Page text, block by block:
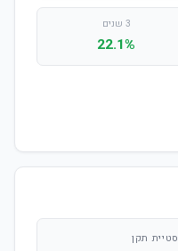
3 שנים
22.1%
סטיית תקן